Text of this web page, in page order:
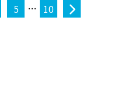
5 … 10